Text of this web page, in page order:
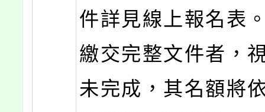
件詳見線上報名表
繳交完整文件者，
未完成，其名額將